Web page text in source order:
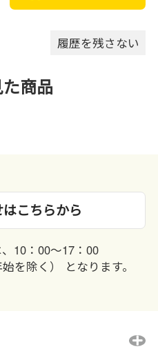
履歴を残さない
商品
こちらから
10：00〜17：00
を除く） となります。